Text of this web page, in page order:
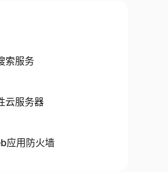
索服务
云服务器
应用防火墙